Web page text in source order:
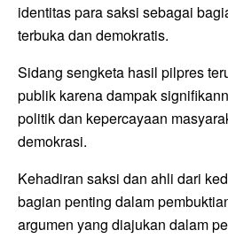
identitas para saksi sebagai
terbuka dan demokratis.
Sidang sengketa hasil pilpres
publik karena dampak
politik dan kepercayaan
demokrasi.
Kehadiran saksi dan ahli dari
bagian penting dalam
argumen yang diajukan dalam